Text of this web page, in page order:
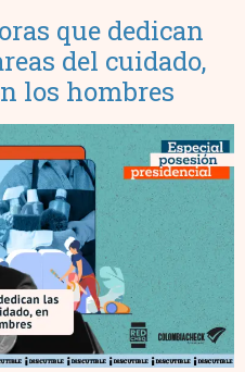
que dedican
del cuidado,
los hombres